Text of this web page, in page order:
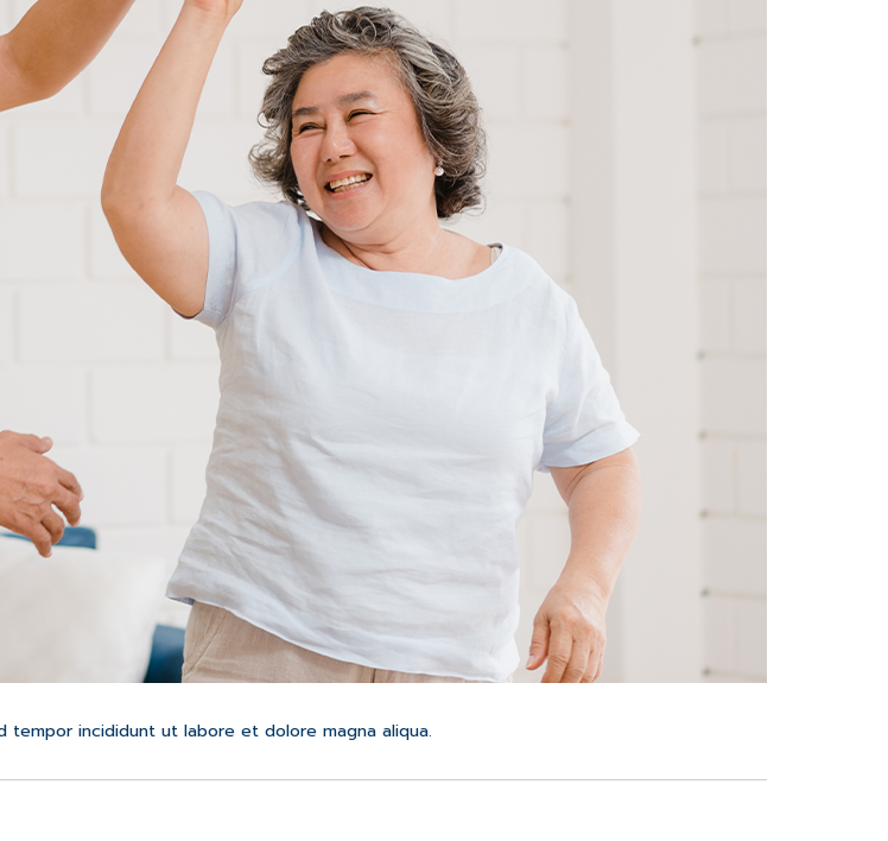
incididunt ut labore et dolore magna aliqua.